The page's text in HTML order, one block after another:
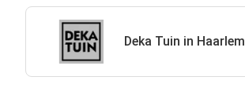
Deka Tuin in Haarlem